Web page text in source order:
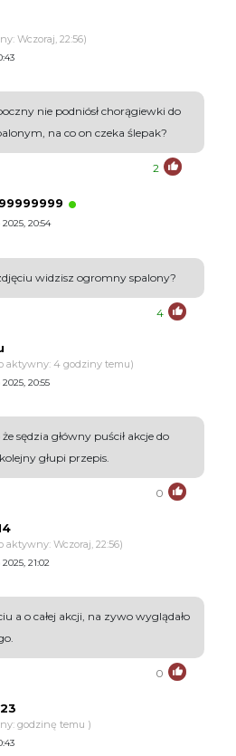
Wczoraj, 22:56)
nie podniósł chorągiewki do
na co on czeka ślepak?
2
20:54
widzisz ogromny spalony?
4
aktywny: 4 godziny temu)
20:55
sędzia główny puścił akcje do
głupi przepis.
0
aktywny: Wczoraj, 22:56)
21:02
a o całej akcji, na zywo wyglądało
0
godzinę temu )